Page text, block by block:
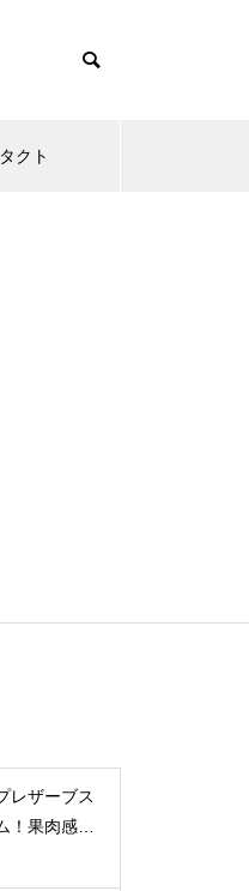
クト
レザーブス
！果肉感を
いレシピ